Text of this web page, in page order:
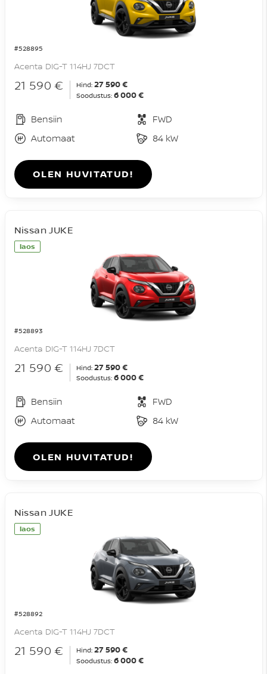
#528895
Acenta DIG-T 114HJ 7DCT
21 590 € Hind: 27 590 €
Soodustus: 6 000 €
Bensiin
FWD
Automaat
84 kW
OLEN HUVITATUD!
laos
#528893
Nissan JUKE
Acenta DIG-T 114HJ 7DCT
21 590 € Hind: 27 590 €
Soodustus: 6 000 €
Bensiin
FWD
Automaat
84 kW
OLEN HUVITATUD!
laos
#528892
Nissan JUKE
Acenta DIG-T 114HJ 7DCT
21 590 € Hind: 27 590 €
Soodustus: 6 000 €